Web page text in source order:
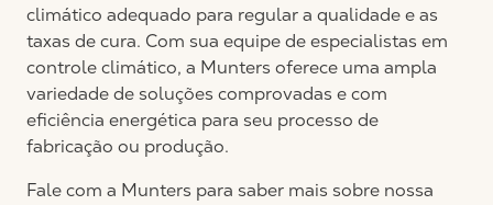
climático adequado para regular a qualidade e as
taxas de cura. Com sua equipe de especialistas em
controle climático, a Munters oferece uma ampla
variedade de soluções comprovadas e com
eficiência energética para seu processo de
fabricação ou produção.
Fale com a Munters para saber mais sobre nossa